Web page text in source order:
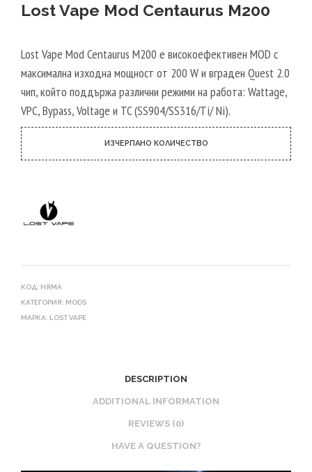
Lost Vape Mod Centaurus M200
Lost Vape Mod Centaurus M200 е високоефективен MOD с
максимална изходна мощност от 200 W и вграден Quest 2.0
чип, който поддържа различни режими на работа: Wattage,
VPC, Bypass, Voltage и TC (SS904/SS316/Ti/ Ni).
ИЗЧЕРПАНО КОЛИЧЕСТВО
КОД: НЯМА
КАТЕГОРИЯ: MODS
МАРКА: LOST VAPE
DESCRIPTION
ADDITIONAL INFORMATION
REVIEWS (0)
HAVE A QUESTION?